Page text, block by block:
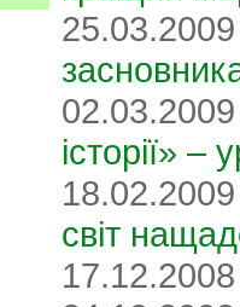
історії»
світ